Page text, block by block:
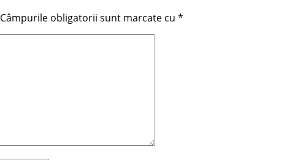
Câmpurile obligatorii sunt marcate cu *